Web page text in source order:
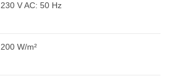
230 V AC: 50 Hz
200 W/m²